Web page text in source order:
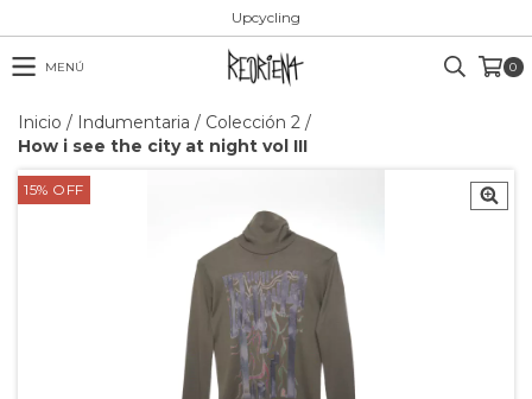
Upcycling
MENÚ 0
Inicio / Indumentaria / Colección 2 /
How i see the city at night vol III
15% OFF